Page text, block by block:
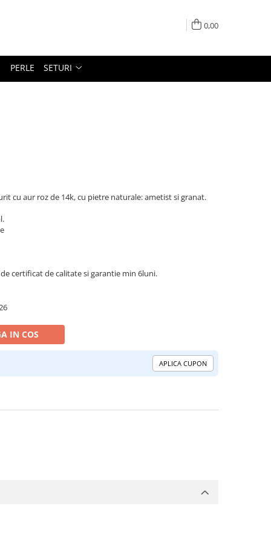
0,00
PERLE SETURI
cu aur roz de 14k, cu pietre naturale: ametist si granat.
certificat de calitate si garantie min 6luni.
IN COS
APLICA CUPON